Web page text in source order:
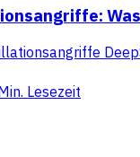
Lesezeit